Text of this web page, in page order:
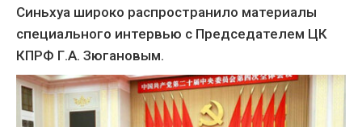
Синьхуа широко распространило материалы
специального интервью с Председателем ЦК
КПРФ Г.А. Зюгановым.